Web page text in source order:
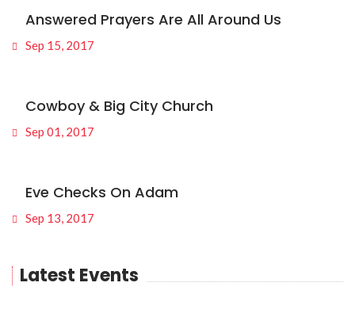
Answered Prayers Are All Around Us
Sep 15, 2017
Cowboy & Big City Church
Sep 01, 2017
Eve Checks On Adam
Sep 13, 2017
Latest Events